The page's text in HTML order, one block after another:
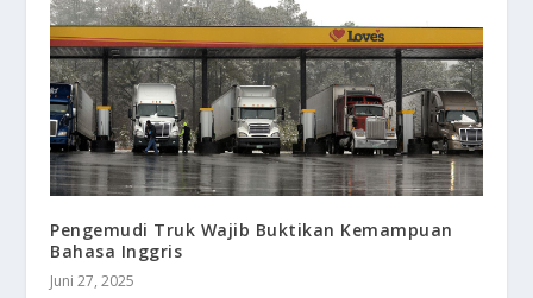
Pengemudi Truk Wajib Buktikan Kemampuan
Bahasa Inggris
Juni 27, 2025